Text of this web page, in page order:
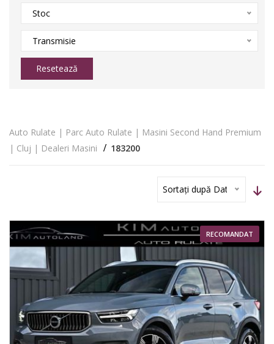
Stoc
Transmisie
Resetează
Auto Rulate | Parc Auto Rulate | Masini Second Hand Premium
| Cluj | Dealeri Masini
183200
Sortați după Dată
RECOMANDAT